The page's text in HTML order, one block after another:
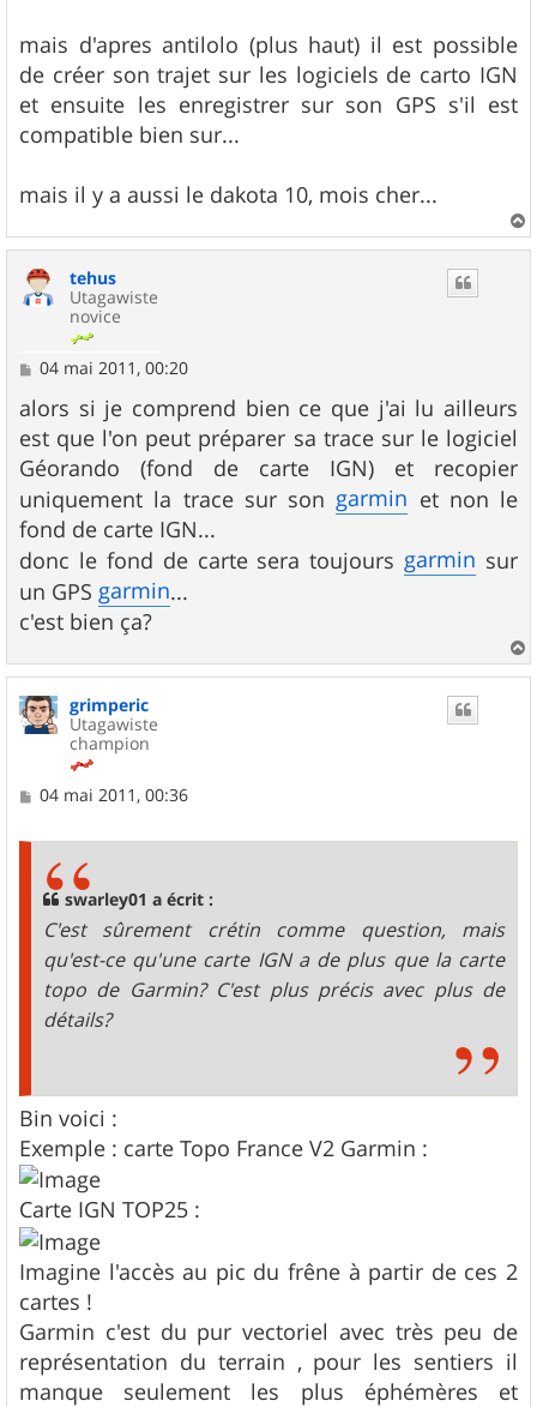
mais d'apres antilolo (plus haut) il est possible
de créer son trajet sur les logiciels de carto IGN
et ensuite les enregistrer sur son GPS s'il est
compatible bien sur...
mais il y a aussi le dakota 10, mois cher...
a
tehus
Utagawiste
novice
M
s
s
a
g
e
04 mai 2011, 00:20
alors si je comprend bien ce que j'ai lu ailleurs
est que l'on peut préparer sa trace sur le logiciel
Géorando (fond de carte IGN) et recopier
uniquement la trace sur songarmin et non le
fond de carte IGN...
donc le fond de carte sera toujoursgarmin sur
un GPS garmin...
c'est bien ça?
a
grimperic
Utagawiste
champion
M
04 mai 2011, 00:36
swarley01 a écrit :
C'est sûrement crétin comme question, mais
qu'est-ce qu'une carte IGN a de plus que la carte
topo de Garmin? C'est plus précis avec plus de
détails?
Bin voici :
Exemple : carte Topo France V2 Garmin :
Carte IGN TOP25 :
Imagine l'accès au pic du frêne à partir de ces 2
cartes !
Garmin c'est du pur vectoriel avec très peu de
représentation du terrain , pour les sentiers il
manque seulement les plus éphémères et